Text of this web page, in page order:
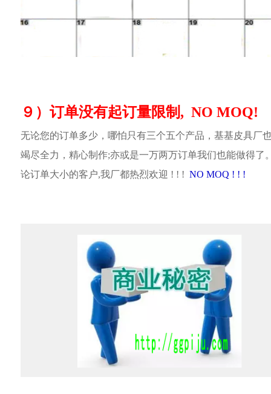
９）订单没有起订量限制, NO MOQ!
无论您的订单多少，哪怕只有三个五个产品，基基皮具厂
竭尽全力，精心制作;亦或是一万两万订单我们也能做得了
论订单大小的客户,我厂都热烈欢迎 ! ! ! NO MOQ ! ! !